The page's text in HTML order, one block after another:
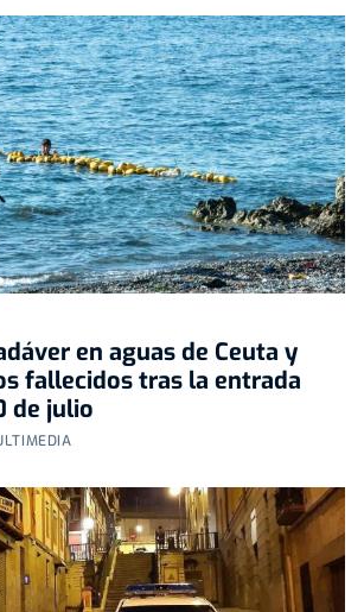
en aguas de Ceuta y
fallecidos tras la entrada
de julio